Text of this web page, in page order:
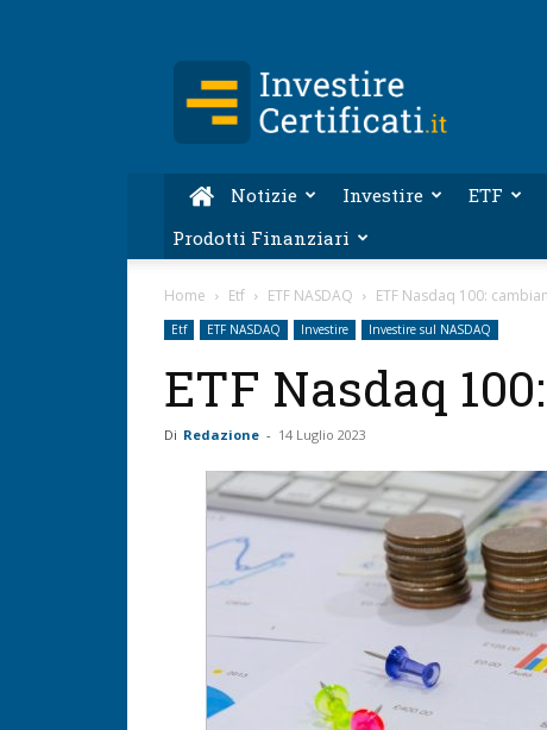
Certificati.it
Notizie Investire ETF
Prodotti Finanziari
Home Etf ETF NASDAQ ETF Nasdaq 100:
Etf ETF NASDAQ Investire Investire sul NASDAQ
ETF Nasdaq
Di Redazione - 14 Luglio 2023